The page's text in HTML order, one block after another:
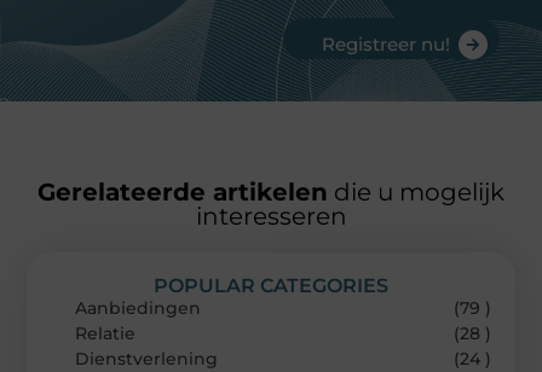
Registreer nu!
Gerelateerde artikelen die u mogelijk
interesseren
POPULAR CATEGORIES
Aanbiedingen
(79 )
Relatie
(28 )
Dienstverlening
(24 )